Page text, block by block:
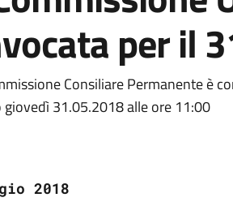
per il
della notizia
Consiliare Permanente è
giovedì 31.05.2018 alle ore 11:00
2018